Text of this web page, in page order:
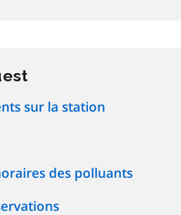
sur la station
des polluants